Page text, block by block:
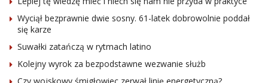
Wyciął bezprawnie dwie sosny. 61-latek dobrowolnie poddał
się karze
Suwałki zatańczą w rytmach latino
Kolejny wyrok za bezpodstawne wezwanie służb